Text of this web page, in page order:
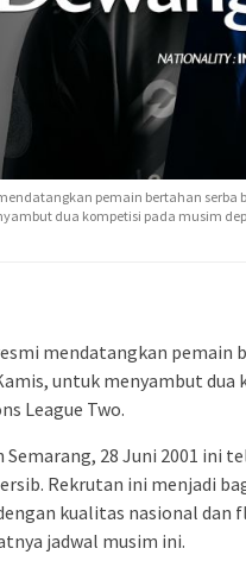
pemain bertahan serba
dua kompetisi pada musim
mendatangkan pemain
untuk menyambut
League Two.
Semarang, 28 Juni 2001 ini
Rekrutan ini menjadi
kualitas nasional
jadwal musim ini.